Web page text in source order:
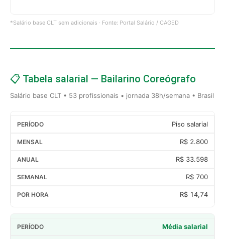
*Salário base CLT sem adicionais · Fonte: Portal Salário / CAGED
📋 Tabela salarial — Bailarino Coreógrafo
Salário base CLT • 53 profissionais • jornada 38h/semana • Brasil
Piso salarial
R$ 2.800
R$ 33.598
R$ 700
R$ 14,74
Média salarial